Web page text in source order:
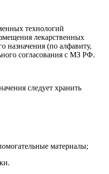
технологий
лекарственных
назначения (по алфавиту,
согласования с МЗ РФ.
следует хранить
материалы;